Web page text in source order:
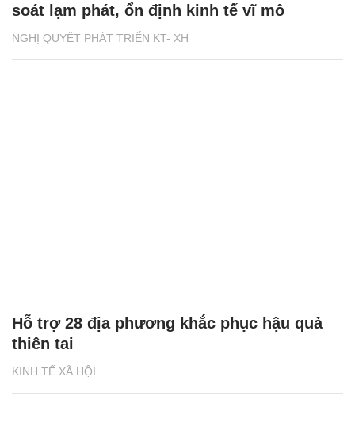
NGHỊ QUYẾT PHÁT TRIỂN KT- XH
soát lạm phát, ổn định kinh tế vĩ mô
KINH TẾ XÃ HỘI
Hỗ trợ 28 địa phương khắc phục hậu quả
thiên tai